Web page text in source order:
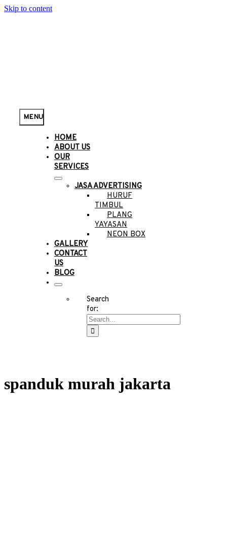
Skip to content
MENU
HOME
ABOUT US
OUR
SERVICES
JASA ADVERTISING
HURUF
TIMBUL
PLANG
YAYASAN
NEON BOX
GALLERY
CONTACT
US
BLOG
Search
for:
spanduk murah jakarta